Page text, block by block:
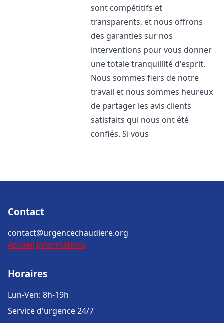
sont compétitifs et
transparents, et nous offrons
des garanties sur nos
interventions pour vous donner
une totale tranquillité d'esprit.
Nous sommes fiers de notre
travail et nous sommes heureux
de partager les avis clients
satisfaits qui nous ont été
confiés. Si vous
Contact
contact@urgencechaudiere.org
Accueil Informations
Horaires
Lun-Ven: 8h-19h
Service d'urgence 24/7